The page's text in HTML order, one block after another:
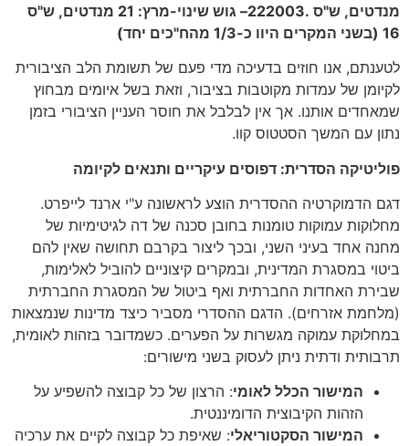
מנדטים, ש"ס . 222003 – גוש שינוי-מרץ: 21 מנדטים, ש"ס
16 (בשני המקרים היוו כ-1/3 מהח"כים יחד)
לטענתם, אנו חוזים בדעיכה מדי פעם של תשומת הלב הציבורית
לקיומן של עמדות מקוטבות בציבור, וזאת בשל איומים מבחוץ
שמאחדים אותנו. אך אין לבלבל את חוסר העניין הציבורי בזמן
נתון עם המשך הסטטוס קוו.
פוליטיקה הסדרית: דפוסים עיקריים ותנאים לקיומה
דגם הדמוקרטיה ההסדרית הוצע לראשונה ע"י ארנד לייפרט.
מחלוקות עמוקות טומנות בחובן סכנה של דה לגיטימיות של
מחנה אחד בעיני השני, ובכך ליצור בקרבם תחושה שאין להם
ביטוי במסגרת המדינית, ובמקרים קיצוניים להוביל לאלימות,
שבירת האחדות החברתית ואף ביטול של המסגרת החברתית
(מלחמת אזרחים). הדגם ההסדרי מסביר כיצד מדינות שנמצאות
במחלוקת עמוקה מגשרות על הפערים. כשמדובר בזהות לאומית,
תרבותית ודתית ניתן לעסוק בשני מישורים:
המישור הכלל לאומי: הרצון של כל קבוצה להשפיע על
הזהות הקיבוצית הדומיננטית.
המישור הסקטוריאלי: שאיפת כל קבוצה לקיים את ערכיה